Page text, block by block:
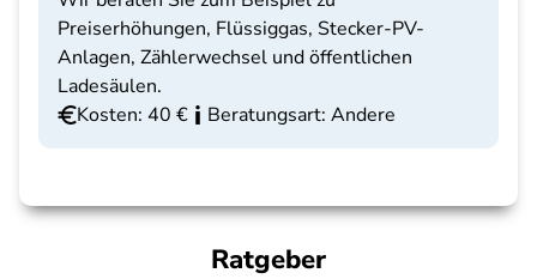
Preiserhöhungen, Flüssiggas, Stecker-PV-
Anlagen, Zählerwechsel und öffentlichen
Ladesäulen.
Kosten: 40 €
Beratungsart: Andere
Ratgeber